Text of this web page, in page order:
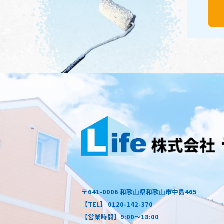
〒641-0006 和歌山県和歌山市中島465
【TEL】 0120-142-370
【営業時間】9:00～18:00